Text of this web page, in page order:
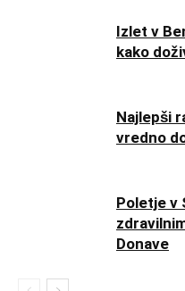
Izlet v
kako
Najlepši
vredno
Poletje v
Donave